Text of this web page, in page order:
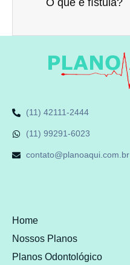
O que é fístula?
(11) 42111-2444
(11) 99291-6023
contato@planoaqui.com.br
Home
Nossos Planos
Planos Odontológico